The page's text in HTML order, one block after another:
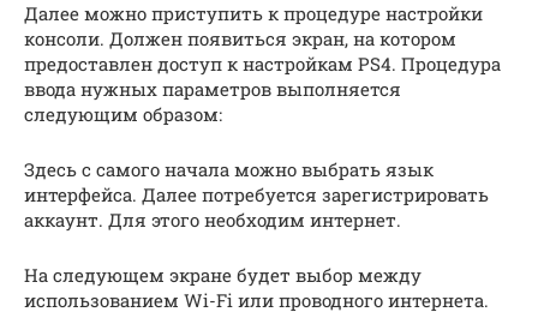
Далее можно приступить к процедуре настройки
консоли. Должен появиться экран, на котором
предоставлен доступ к настройкам PS4. Процедура
ввода нужных параметров выполняется
следующим образом:
Здесь с самого начала можно выбрать язык
интерфейса. Далее потребуется зарегистрировать
аккаунт. Для этого необходим интернет.
На следующем экране будет выбор между
использованием Wi-Fi или проводного интернета.